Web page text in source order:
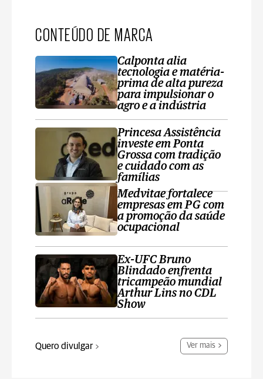
CONTEÚDO DE MARCA
Calponta alia
tecnologia e matéria-
prima de alta pureza
para impulsionar o
agro e a indústria
Princesa Assistência
investe em Ponta
Grossa com tradição
e cuidado com as
famílias
Medvitae fortalece
empresas em PG com
a promoção da saúde
ocupacional
Ex-UFC Bruno
Blindado enfrenta
tricampeão mundial
Arthur Lins no CDL
Show
Quero divulgar Ver mais